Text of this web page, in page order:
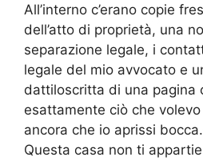
All’interno c’erano copie
dell’atto di proprietà, una
separazione legale, i
legale del mio avvocato e
dattiloscritta di una pagina
esattamente ciò che
ancora che io aprissi bocca.
Questa casa non ti